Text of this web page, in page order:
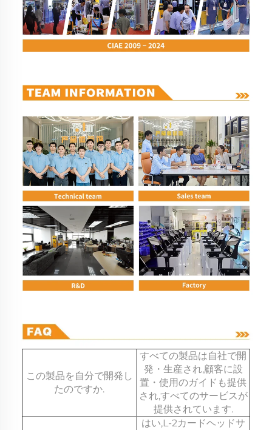
この製品を自分で開発し
たのですか.
すべての製品は自社で開
発・生産され,顧客に設
置・使用のガイドも提供
され,すべてのサービスが
提供されています.
はい,L-2カードヘッドサ